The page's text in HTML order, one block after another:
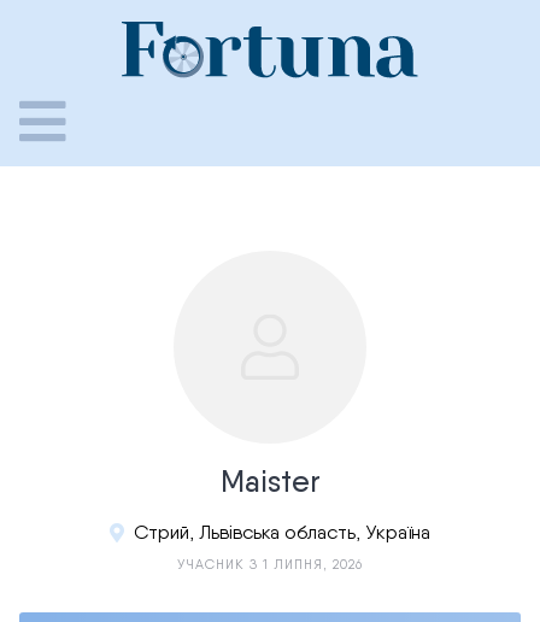
Maister
Стрий, Львівська область, Україна
УЧАСНИК З 1 ЛИПНЯ, 2026